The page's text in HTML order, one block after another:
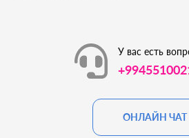
У вас есть
ОНЛАЙН ЧАТ